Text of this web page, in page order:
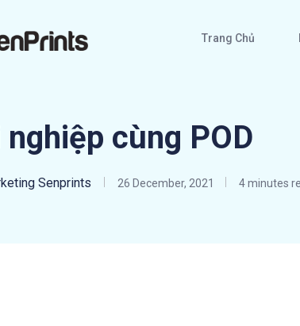
Trang Chủ
nghiệp cùng POD
Senprints 26 December, 2021 4 minutes